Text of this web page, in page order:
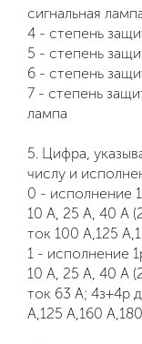
сигнальная
4 - степень
5 - степень
6 - степень
7 - степень
лампа
5. Цифра,
числу и
0 - исполнение
10 А, 25 А, 40 А
ток 100 А,125
1 - исполнение
10 А, 25 А, 40 А
ток 63 А; 4з+4р
А,125 А,160